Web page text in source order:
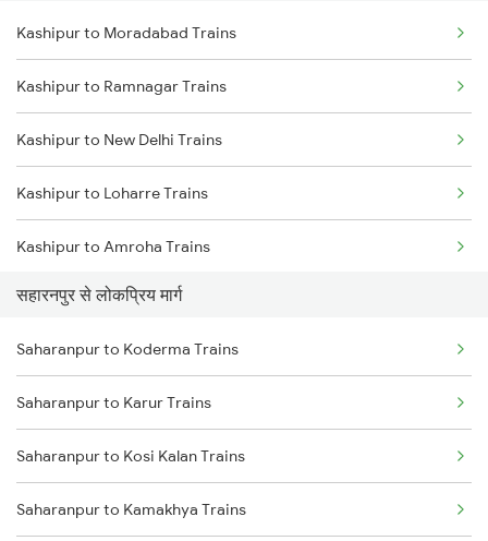
Saharanpur to Phagwara Trains
Saharanpur to Bareilly Trains
Saharanpur to Jalandhar Trains
Kashipur to Moradabad Trains
Kashipur to Ramnagar Trains
Kashipur to New Delhi Trains
Kashipur to Loharre Trains
Kashipur to Amroha Trains
Kashipur to Lal Kuan Trains
Kashipur to Nagda Trains
सहारनपुर से लोकप्रिय मार्ग
Saharanpur to Koderma Trains
Saharanpur to Karur Trains
Saharanpur to Kosi Kalan Trains
Saharanpur to Kamakhya Trains